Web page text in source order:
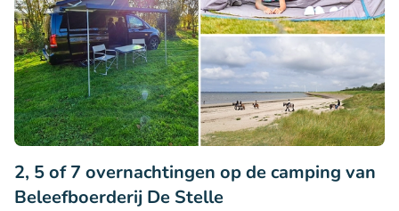
2, 5 of 7 overnachtingen op de camping van
Beleefboerderij De Stelle